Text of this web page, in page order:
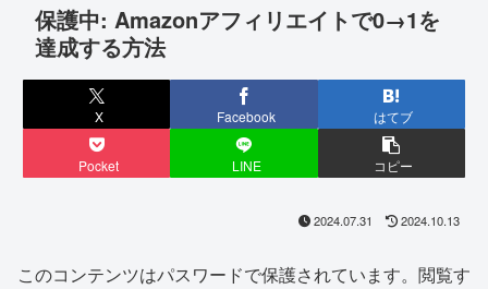
保護中: Amazonアフィリエイトで0→1を
達成する方法
X Facebook はてブ
Pocket LINE コピー
2024.07.31 2024.10.13
このコンテンツはパスワードで保護されています。閲覧す